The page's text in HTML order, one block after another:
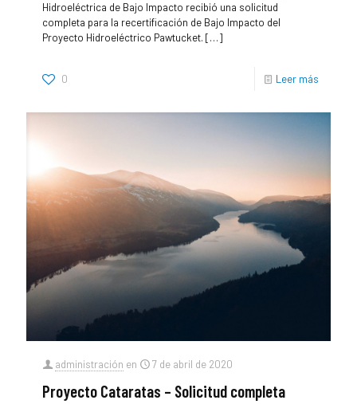
Hidroeléctrica de Bajo Impacto recibió una solicitud
completa para la recertificación de Bajo Impacto del
Proyecto Hidroeléctrico Pawtucket. […]
0 Leer más
administración en 7 de abril de 2020
Proyecto Cataratas – Solicitud completa